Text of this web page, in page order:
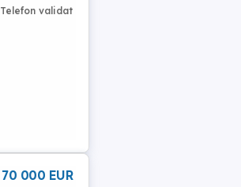
Telefon validat
70 000 EUR